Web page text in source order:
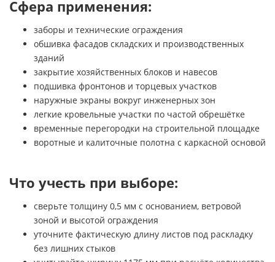
Сфера применения:
заборы и технические ограждения
обшивка фасадов складских и производственных
зданий
закрытие хозяйственных блоков и навесов
подшивка фронтонов и торцевых участков
наружные экраны вокруг инженерных зон
легкие кровельные участки по частой обрешётке
временные перегородки на строительной площадке
воротные и калиточные полотна с каркасной основой
Что учесть при выборе:
сверьте толщину 0,5 мм с основанием, ветровой
зоной и высотой ограждения
уточните фактическую длину листов под раскладку
без лишних стыков